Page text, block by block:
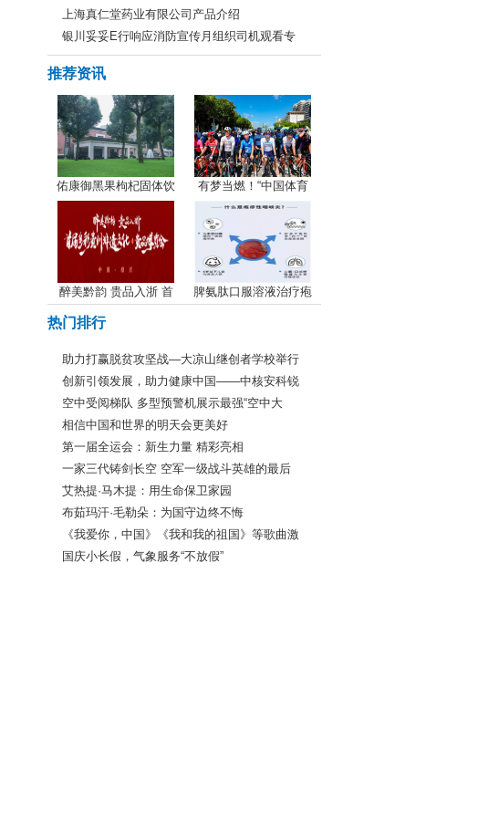
上海真仁堂药业有限公司产品介绍
银川妥妥E行响应消防宣传月组织司机观看专
推荐资讯
佑康御黑果枸杞固体饮 有梦当燃！“中国体育
醉美黔韵 贵品入浙 首 脾氨肽口服溶液治疗疱
热门排行
助力打赢脱贫攻坚战—大凉山继创者学校举行
创新引领发展，助力健康中国——中核安科锐
空中受阅梯队 多型预警机展示最强“空中大
相信中国和世界的明天会更美好
第一届全运会：新生力量 精彩亮相
一家三代铸剑长空 空军一级战斗英雄的最后
艾热提·马木提：用生命保卫家园
布茹玛汗·毛勒朵：为国守边终不悔
《我爱你，中国》《我和我的祖国》等歌曲激
国庆小长假，气象服务“不放假”